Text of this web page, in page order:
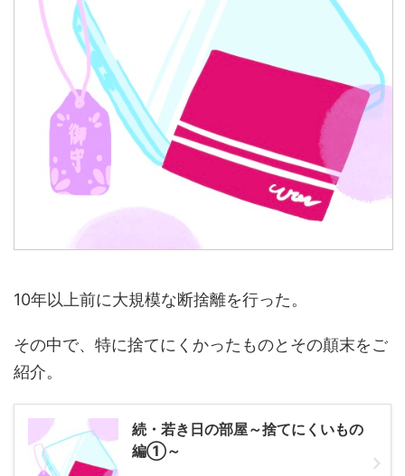
10年以上前に大規模な断捨離を行った。
その中で、特に捨てにくかったものとその顛末をご
紹介。
続・若き日の部屋～捨てにくいもの
編①～